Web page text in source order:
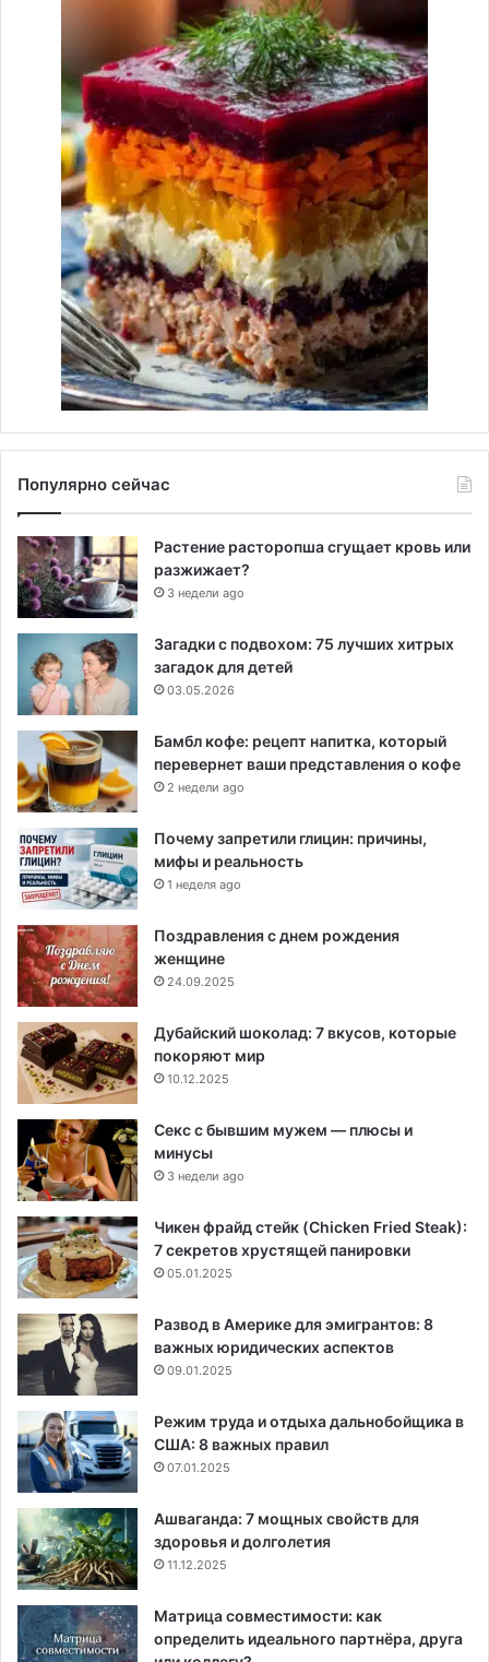
Популярно сейчас
Растение расторопша сгущает кровь или
разжижает?
3 недели ago
Загадки с подвохом: 75 лучших хитрых
загадок для детей
03.05.2026
Бамбл кофе: рецепт напитка, который
перевернет ваши представления о кофе
2 недели ago
Почему запретили глицин: причины,
мифы и реальность
1 неделя ago
Поздравления с днем рождения
женщине
24.09.2025
Дубайский шоколад: 7 вкусов, которые
покоряют мир
10.12.2025
Секс с бывшим мужем — плюсы и
минусы
3 недели ago
Чикен фрайд стейк (Chicken Fried Steak):
7 секретов хрустящей панировки
05.01.2025
Развод в Америке для эмигрантов: 8
важных юридических аспектов
09.01.2025
Режим труда и отдыха дальнобойщика в
США: 8 важных правил
07.01.2025
Ашваганда: 7 мощных свойств для
здоровья и долголетия
11.12.2025
Матрица совместимости: как
определить идеального партнёра, друга